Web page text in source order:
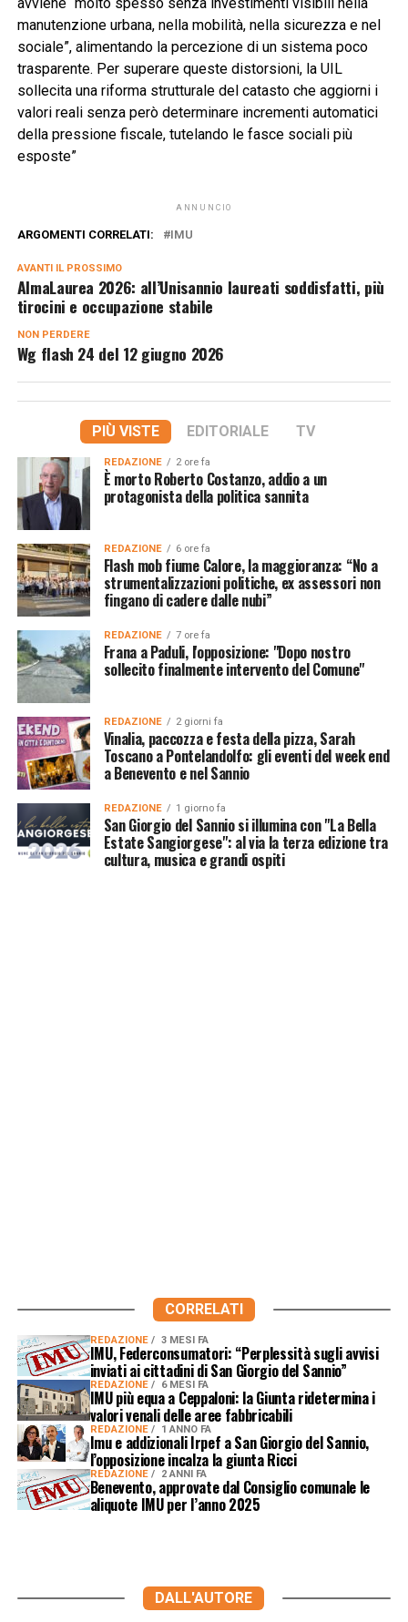
manutenzione urbana, nella mobilità, nella sicurezza e nel
sociale”, alimentando la percezione di un sistema poco
trasparente. Per superare queste distorsioni, la UIL
sollecita una riforma strutturale del catasto che aggiorni i
valori reali senza però determinare incrementi automatici
della pressione fiscale, tutelando le fasce sociali più
esposte”
ANNUNCIO
ARGOMENTI CORRELATI: IMU
AVANTI IL ​​PROSSIMO
AlmaLaurea 2026: all’Unisannio laureati soddisfatti, più
tirocini e occupazione stabile
NON PERDERE
Wg flash 24 del 12 giugno 2026
PIÙ VISTE EDITORIALE TV
REDAZIONE 2 ore fa
È morto Roberto Costanzo, addio a un
protagonista della politica sannita
REDAZIONE 6 ore fa
Flash mob fiume Calore, la maggioranza: “No a
strumentalizzazioni politiche, ex assessori non
fingano di cadere dalle nubi”
REDAZIONE 7 ore fa
Frana a Paduli, l'opposizione: "Dopo nostro
sollecito finalmente intervento del Comune"
REDAZIONE 2 giorni fa
Vinalia, paccozza e festa della pizza, Sarah
Toscano a Pontelandolfo: gli eventi del week end
a Benevento e nel Sannio
REDAZIONE 1 giorno fa
San Giorgio del Sannio si illumina con "La Bella
Estate Sangiorgese": al via la terza edizione tra
cultura, musica e grandi ospiti
CORRELATI
REDAZIONE 3 MESI FA
IMU, Federconsumatori: “Perplessità sugli avvisi
inviati ai cittadini di San Giorgio del Sannio”
REDAZIONE 6 MESI FA
IMU più equa a Ceppaloni: la Giunta ridetermina i
valori venali delle aree fabbricabili
REDAZIONE 1 ANNO FA
Imu e addizionali Irpef a San Giorgio del Sannio,
l’opposizione incalza la giunta Ricci
REDAZIONE 2 ANNI FA
Benevento, approvate dal Consiglio comunale le
aliquote IMU per l’anno 2025
DALL'AUTORE